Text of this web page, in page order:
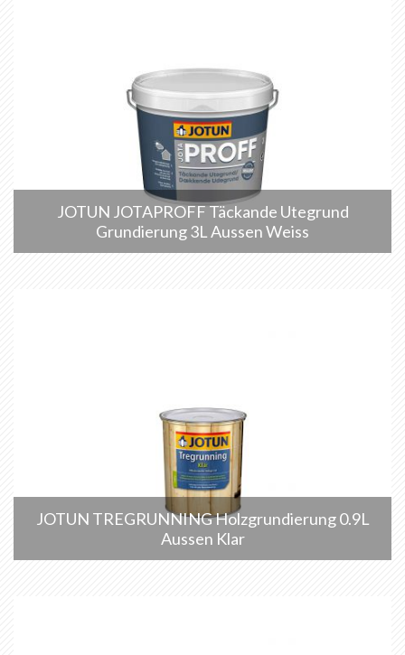
JOTUN JOTAPROFF Täckande Utegrund
Grundierung 3L Aussen Weiss
JOTUN TREGRUNNING Holzgrundierung 0.9L
Aussen Klar